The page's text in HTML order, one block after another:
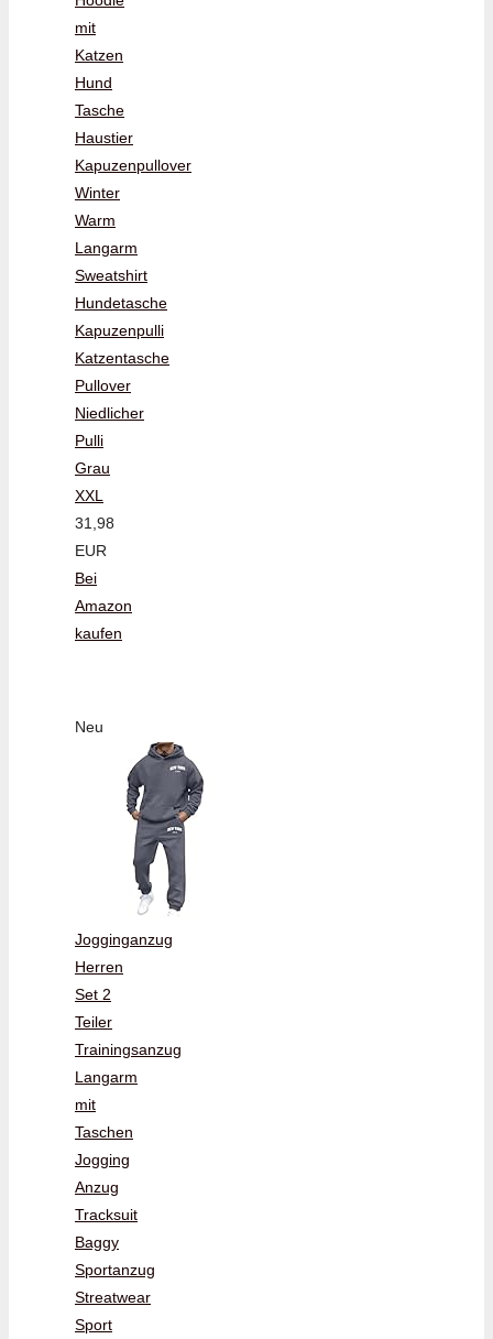
mit
Katzen
Hund
Tasche
Haustier
Kapuzenpullover
Winter
Warm
Langarm
Sweatshirt
Hundetasche
Kapuzenpulli
Katzentasche
Pullover
Niedlicher
Pulli
Grau
XXL
31,98
EUR
Bei
Amazon
kaufen
Neu
Jogginganzug
Herren
Set 2
Teiler
Trainingsanzug
Langarm
mit
Taschen
Jogging
Anzug
Tracksuit
Baggy
Sportanzug
Streatwear
Sport